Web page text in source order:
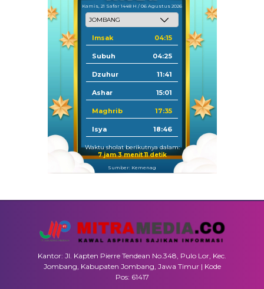
Kamis, 21 Safar 1448 H / 06 Agustus 2026
Imsak 04:15
Subuh 04:25
Dzuhur 11:41
Ashar 15:01
Maghrib 17:35
Isya 18:46
Waktu sholat berikutnya dalam:
7 jam 3 menit 11 detik
Sumber: Kemenag
Kantor: Jl. Kapten Pierre Tendean No.348, Pulo Lor, Kec.
Jombang, Kabupaten Jombang, Jawa Timur | Kode
Pos: 61417